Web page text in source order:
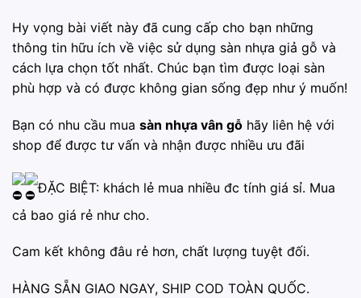
Hy vọng bài viết này đã cung cấp cho bạn những
thông tin hữu ích về việc sử dụng sàn nhựa giả gỗ và
cách lựa chọn tốt nhất. Chúc bạn tìm được loại sàn
phù hợp và có được không gian sống đẹp như ý muốn!
Bạn có nhu cầu mua sàn nhựa vân gỗ hãy liên hệ với
shop để được tư vấn và nhận được nhiều ưu đãi
ĐẶC BIỆT: khách lẻ mua nhiều đc tính giá sỉ. Mua
cả bao giá rẻ như cho.
Cam kết không đâu rẻ hơn, chất lượng tuyệt đối.
HÀNG SẴN GIAO NGAY, SHIP COD TOÀN QUỐC.